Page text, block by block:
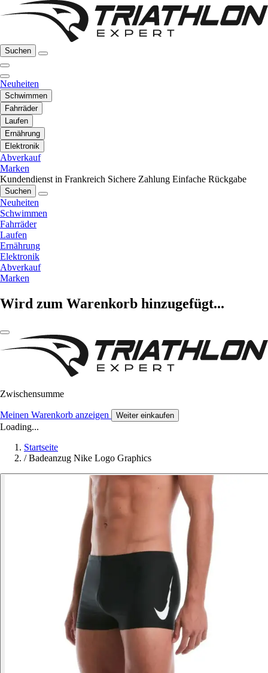
Suchen
Neuheiten
Schwimmen
Fahrräder
Laufen
Ernährung
Elektronik
Abverkauf
Marken
Kundendienst in Frankreich Sichere Zahlung Einfache Rückgabe
Suchen
Neuheiten
Schwimmen
Fahrräder
Laufen
Ernährung
Elektronik
Abverkauf
Marken
Wird zum Warenkorb hinzugefügt...
Zwischensumme
Meinen Warenkorb anzeigen Weiter einkaufen
Loading...
Startseite
/ Badeanzug Nike Logo Graphics